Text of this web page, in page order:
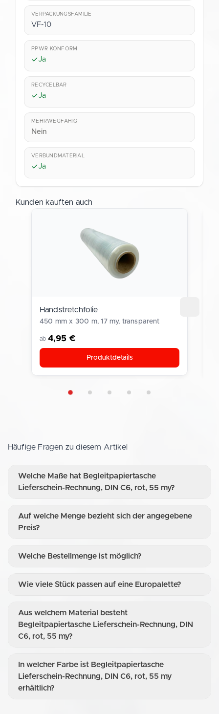
VERPACKUNGSFAMILIE
VF-10
PPWR KONFORM
Ja
RECYCELBAR
Ja
MEHRWEGFÄHIG
Nein
VERBUNDMATERIAL
Ja
Kunden kauften auch
Handstretchfolie
450 mm x 300 m, 17 my, transparent
ab 4,95 €
Produktdetails
Häufige Fragen zu diesem Artikel
Welche Maße hat Begleitpapiertasche
Lieferschein-Rechnung, DIN C6, rot, 55 my?
Auf welche Menge bezieht sich der angegebene
Preis?
Welche Bestellmenge ist möglich?
Wie viele Stück passen auf eine Europalette?
Aus welchem Material besteht
Begleitpapiertasche Lieferschein-Rechnung, DIN
C6, rot, 55 my?
In welcher Farbe ist Begleitpapiertasche
Lieferschein-Rechnung, DIN C6, rot, 55 my
erhältlich?